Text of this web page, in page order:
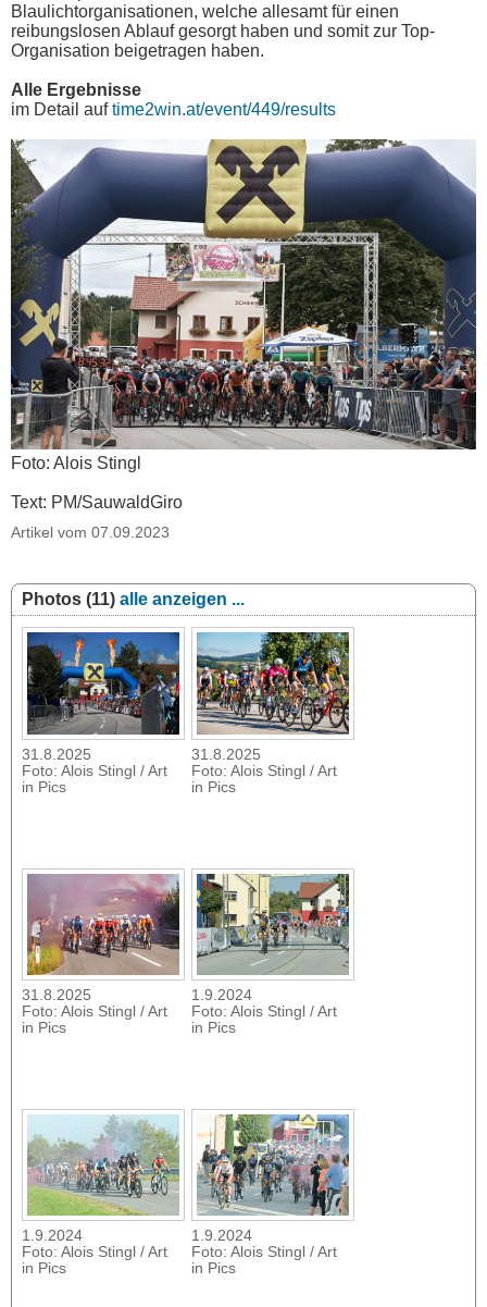
Blaulichtorganisationen, welche allesamt für einen
reibungslosen Ablauf gesorgt haben und somit zur Top-
Organisation beigetragen haben.
Alle Ergebnisse
im Detail auftime2win.at/event/449/results
Foto: Alois Stingl
Text: PM/SauwaldGiro
Artikel vom 07.09.2023
Photos (11) alle anzeigen ...
31.8.2025
Foto: Alois Stingl / Art
in Pics
31.8.2025
Foto: Alois Stingl / Art
in Pics
31.8.2025
Foto: Alois Stingl / Art
in Pics
1.9.2024
Foto: Alois Stingl / Art
in Pics
1.9.2024
Foto: Alois Stingl / Art
in Pics
1.9.2024
Foto: Alois Stingl / Art
in Pics